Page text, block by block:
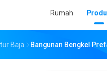
Rumah
Baja Bangunan Bengkel